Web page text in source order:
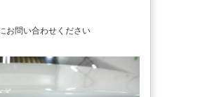
お問い合わせください